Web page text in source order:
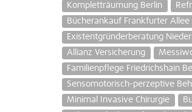
Kompletträumung Berlin
Bücherankauf Frankfurter Allee
Existentgründerberatung
Allianz Versicherung
Familienpflege Friedrichshain
Sensomotorisch-perzeptive
Minimal Invasive Chirurgie